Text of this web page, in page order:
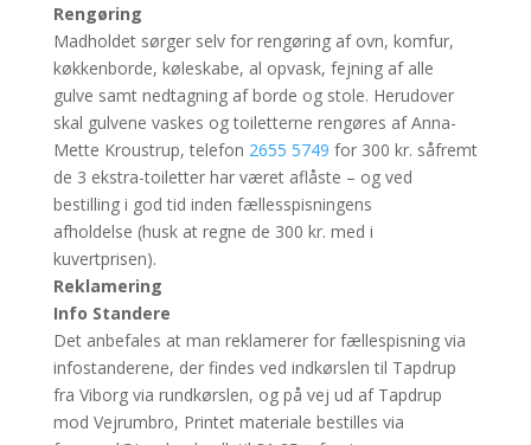
Rengøring
Madholdet sørger selv for rengøring af ovn, komfur,
køkkenborde, køleskabe, al opvask, fejning af alle
gulve samt nedtagning af borde og stole. Herudover
skal gulvene vaskes og toiletterne rengøres af Anna-
Mette Kroustrup, telefon 2655 5749 for 300 kr. såfremt
de 3 ekstra-toiletter har været aflåste – og ved
bestilling i god tid inden fællesspisningens
afholdelse (husk at regne de 300 kr. med i
kuvertprisen).
Reklamering
Info Standere
Det anbefales at man reklamerer for fællespisning via
infostanderene, der findes ved indkørslen til Tapdrup
fra Viborg via rundkørslen, og på vej ud af Tapdrup
mod Vejrumbro, Printet materiale bestilles via